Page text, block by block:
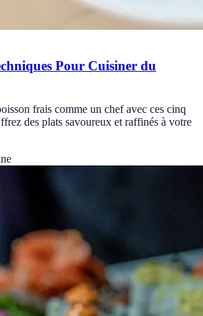
Pour Cuisiner du
frais comme un chef avec ces cinq
des plats savoureux et raffinés à votre